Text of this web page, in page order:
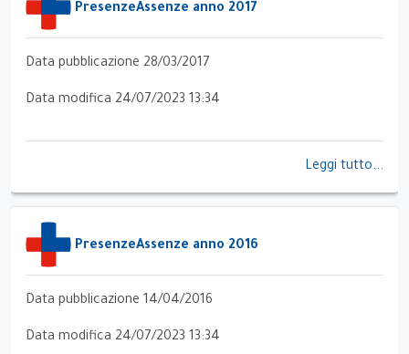
PresenzeAssenze anno 2017
Data pubblicazione 28/03/2017
Data modifica 24/07/2023 13:34
Leggi tutto...
PresenzeAssenze anno 2016
Data pubblicazione 14/04/2016
Data modifica 24/07/2023 13:34